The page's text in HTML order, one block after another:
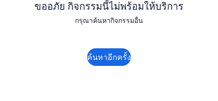
ขออภัย กิจกรรมนี้ไม่พร้อมให้บริการ
กรุณาค้นหากิจกรรมอื่น
ค้นหาอีกครั้ง